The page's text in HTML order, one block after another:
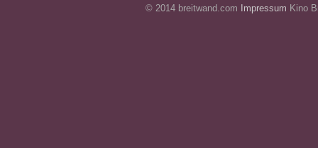
© 2014 breitwand.com Impressum Kino